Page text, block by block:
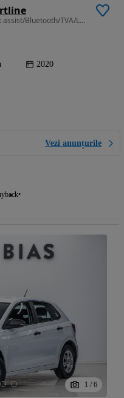
999 cm3 • 80 CP • Aer Conditionat/Front assist/Bluetooth/TVA/Leasing-Rate FARA AVANS
2020
Vezi anunțurile
1 / 6